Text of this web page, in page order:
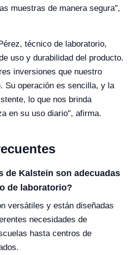
muestras de manera segura",
técnico de laboratorio,
uso y durabilidad del producto.
inversiones que nuestro
Su operación es sencilla, y la
lo que nos brinda
en su uso diario", afirma.
de Kalstein son adecuadas
de laboratorio?
versátiles y están diseñadas
necesidades de
hasta centros de